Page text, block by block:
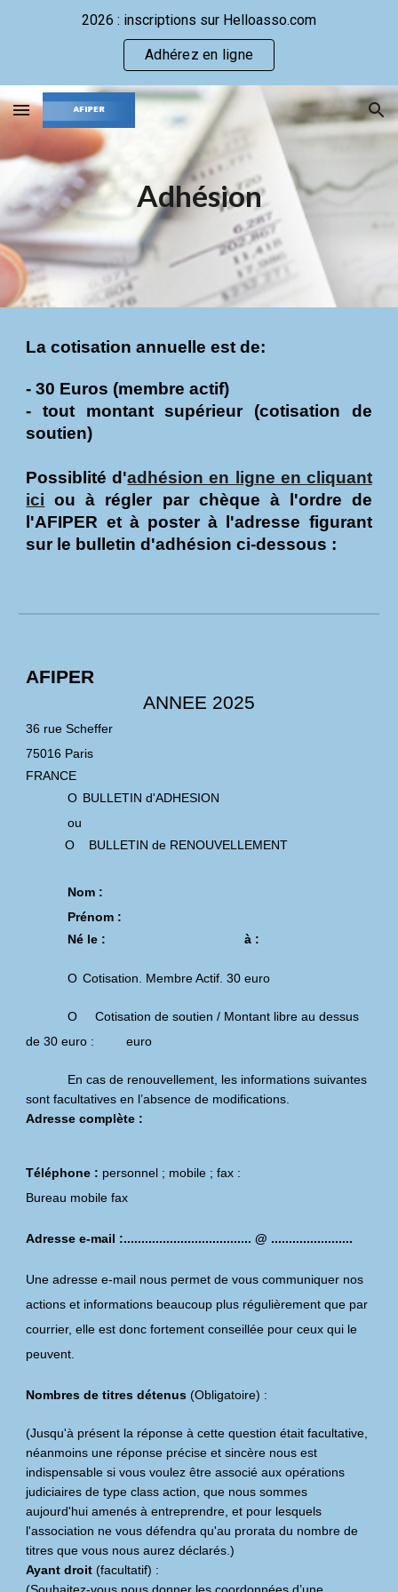
2026 : inscriptions sur Helloasso.com
Adhérez en ligne
Adhésion
La cotisation annuelle est de:
- 30 Euros (membre actif)
- tout montant supérieur (cotisation de
soutien)
Possiblité d'adhésion en ligne en cliquant
ici ouà régler par chèque à l'ordre de
l'AFIPER et à poster à l'adresse figurant
sur le bulletin d'adhésionci-dessous :
AFIPER
ANNEE 2025
36 rue Scheffer
75016 Paris
FRANCE
O BULLETIN d'ADHESION
ou
O BULLETIN de RENOUVELLEMENT
Nom :
Prénom :
Né le : à :
O Cotisation. Membre Actif. 30 euro
O Cotisation de soutien / Montant libre au dessus
de 30 euro : euro
En cas de renouvellement, les informations suivantes
sont facultatives en l’absence de modifications.
Adresse complète :
Téléphone : personnel ; mobile ; fax :
Bureau mobile fax
Adresse e-mail :.................................... @ .......................
Une adresse e-mail nous permet de vous communiquer nos
actions et informations beaucoup plus régulièrement que par
courrier, elle est donc fortement conseillée pour ceux qui le
peuvent.
Nombres de titres détenus (Obligatoire) :
(Jusqu'à présent la réponse à cette question était facultative,
néanmoins une réponse précise et sincère nous est
indispensable si vous voulez être associé aux opérations
judiciaires de type class action, que nous sommes
aujourd'hui amenés à entreprendre, et pour lesquels
l'association ne vous défendra qu'au prorata du nombre de
titres que vous nous aurez déclarés.)
Ayant droit (facultatif) :